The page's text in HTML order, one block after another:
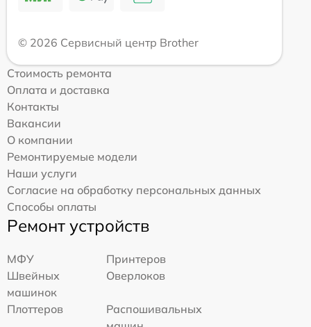
© 2026 Сервисный центр Brother
Стоимость ремонта
Оплата и доставка
Контакты
Вакансии
О компании
Ремонтируемые модели
Наши услуги
Согласие на обработку персональных данных
Способы оплаты
Ремонт устройств
МФУ
Принтеров
Швейных
машинок
Оверлоков
Плоттеров
Распошивальных